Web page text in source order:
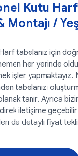
Kutu
Montajı /
tabelanız için
her yerinde
işler yapmaktayız.
tabelanızı
tanır. Ayrıca
iletişime
de detaylı fiyat